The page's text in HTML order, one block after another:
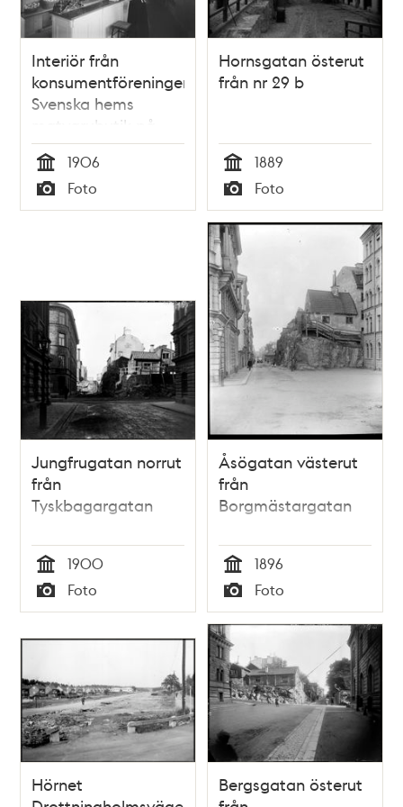
Interiör från
konsumentföreningen
Svenska hems
matvarubutik på
Karlbergsvägen 16.
Tid
1906
Typ
Foto
Hornsgatan österut
från nr 29 b
Tid
1889
Typ
Foto
Jungfrugatan norrut
från
Tyskbagargatan
Tid
1900
Typ
Foto
Åsögatan västerut
från
Borgmästargatan
Tid
1896
Typ
Foto
Hörnet
Bergsgatan österut